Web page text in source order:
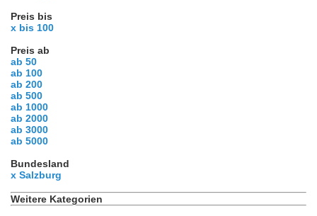
Preis bis
x bis 100
Preis ab
ab 50
ab 100
ab 200
ab 500
ab 1000
ab 2000
ab 3000
ab 5000
Bundesland
x Salzburg
Weitere Kategorien